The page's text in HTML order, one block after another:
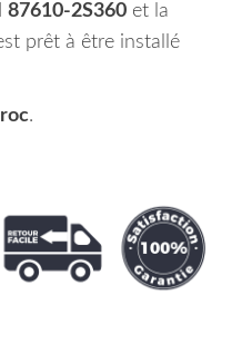
87610-2S360 et la
prêt à être installé
.